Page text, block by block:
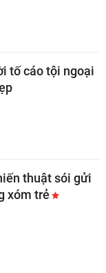
tố cáo tội ngoại
thuật sói gửi
xóm trẻ